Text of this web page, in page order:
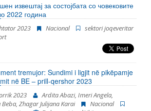
извештај за состојбата со човековите
2022 година
2023 Nacional
sektori joqeveritar
tremujor: Sundimi i ligjit në pikëpamje
në BE – prill-qershor 2023
2023
Ardita Abazi, Imeri Angela,
Beba, Zhagar Julijana Karai
Nacional